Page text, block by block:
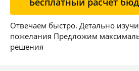
Отвечаем быстро. Детально
пожелания Предложим
решения